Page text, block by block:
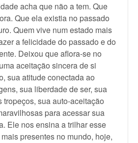
acha que não a tem. Que
Que ela existia no passado
Quem vive num estado mais
a felicidade do passado e do
Deixou que aflora-se no
aceitação sincera de si
sua atitude conectada ao
sua liberdade de ser, sua
tropeços, sua auto-aceitação
para acessar sua
Ele nos ensina a trilhar esse
presentes no mundo, hoje,